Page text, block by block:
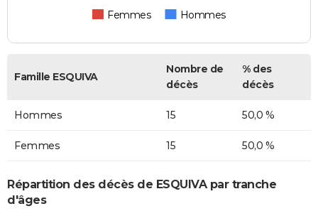
Femmes Hommes
Famille ESQUIVA
Nombre de
décès
% des
décès
Hommes 15 50,0 %
Femmes 15 50,0 %
Répartition des décès de ESQUIVA par tranche
d'âges